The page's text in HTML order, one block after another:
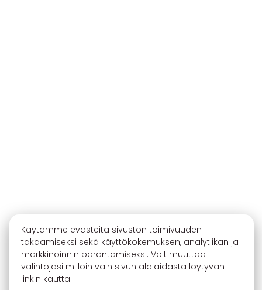
Käytämme evästeitä sivuston toimivuuden
takaamiseksi sekä käyttökokemuksen, analytiikan ja
markkinoinnin parantamiseksi. Voit muuttaa
valintojasi milloin vain sivun alalaidasta löytyvän
linkin kautta.